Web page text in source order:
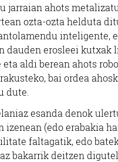
jarraian ahots
ozta-ozta helduta
inteligente,
dauden erosleei
aldi berean ahots
bai ordea
dute.
esanda denok
izenean (edo erabakia
faltagatik, edo
bakarrik deitzen